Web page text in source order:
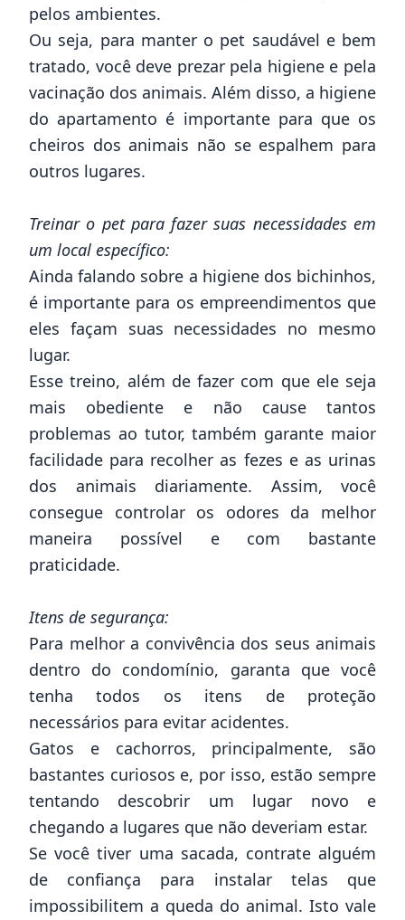
pelos ambientes.
Ou seja, para manter o pet saudável e bem
tratado, você deve prezar pela higiene e pela
vacinação dos animais. Além disso, a higiene
doapartamento é importante para que os
cheiros dos animais não se espalhem para
outros lugares.
Treinar o pet para fazer suas necessidades em
um local específico:
Ainda falando sobre a higiene dos bichinhos,
é importante para os empreendimentos que
eles façam suas necessidades no mesmo
lugar.
Esse treino, além de fazer com que ele seja
mais obediente e não cause tantos
problemas ao tutor, também garante maior
facilidade para recolher as fezes e as urinas
dos animais diariamente. Assim, você
consegue controlar os odores da melhor
maneira possível e com bastante
praticidade.
Itens de segurança:
Para melhor a convivência dos seus animais
dentro do condomínio, garanta que você
tenha todos os itens de proteção
necessários para evitar acidentes.
Gatos e cachorros, principalmente, são
bastantes curiosos e, por isso, estão sempre
tentando descobrir um lugar novo e
chegando a lugares que não deveriam estar.
Se você tiver uma sacada, contrate alguém
de confiança para instalar telas que
impossibilitem a queda do animal. Isto vale